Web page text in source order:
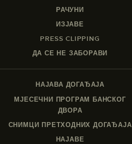
РАЧУНИ
ИЗЈАВЕ
PRESS CLIPPING
ДА СЕ НЕ ЗАБОРАВИ
НАЈАВА ДОГАЂАЈА
МЈЕСЕЧНИ ПРОГРАМ БАНСКОГ
ДВОРА
СНИМЦИ ПРЕТХОДНИХ ДОГАЂАЈА
НАЈАВЕ